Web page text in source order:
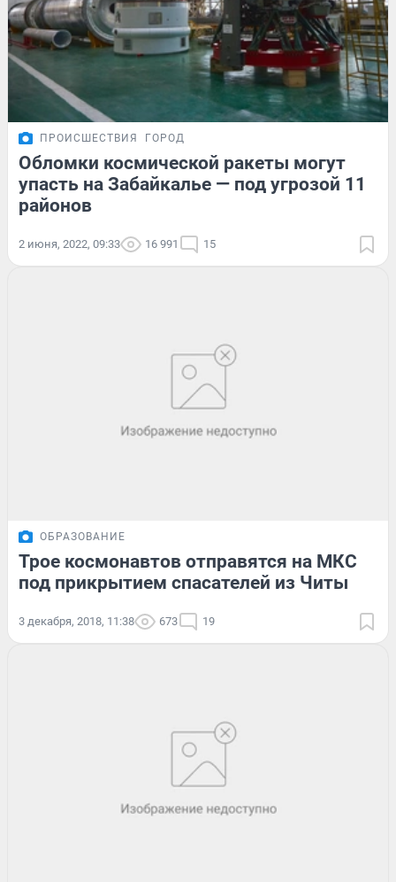
ПРОИСШЕСТВИЯ ГОРОД
Обломки космической ракеты могут
упасть на Забайкалье — под угрозой 11
районов
2 июня, 2022, 09:33 16 991 15
ОБРАЗОВАНИЕ
Трое космонавтов отправятся на МКС
под прикрытием спасателей из Читы
3 декабря, 2018, 11:38 673 19